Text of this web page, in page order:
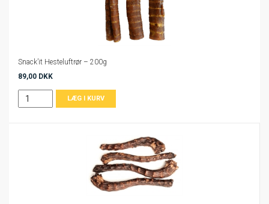
Snack’it Hesteluftrør – 200g
89,00 DKK